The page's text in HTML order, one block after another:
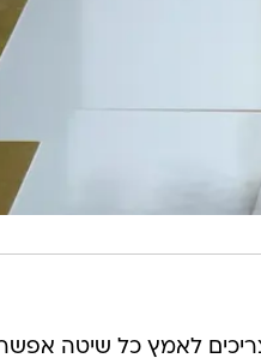
לאמץ כל שיטה